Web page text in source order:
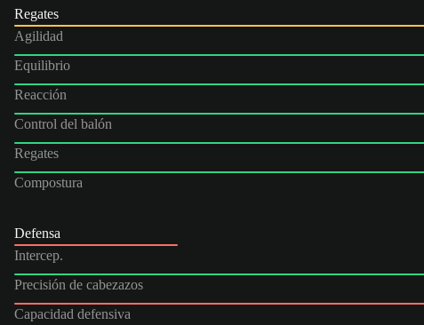
Regates
Agilidad
Equilibrio
Reacción
Control del balón
Regates
Compostura
Defensa
Intercep.
Precisión de cabezazos
Capacidad defensiva